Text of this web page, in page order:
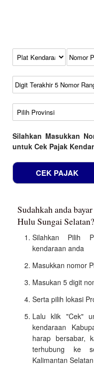
Kode Plat Kendaraan
No Plat
No Seri
No Rangka
Wilayah
Silahkan Masukkan
untuk Cek Pajak
Sudahkah anda
Hulu Sungai Selatan?
Silahkan Pilih
kendaraan anda
Masukkan nomor
Masukan 5 digit
Serta pilih lokasi
Lalu klik "Cek"
kendaraan
harap bersabar,
terhubung ke
Kalimantan Selatan